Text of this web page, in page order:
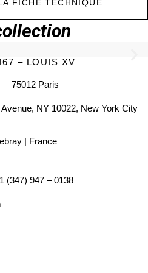
FICHE TECHNIQUE
– LOUIS XV
75012 Paris
NY 10022, New York City
| France
(347) 947 – 0138